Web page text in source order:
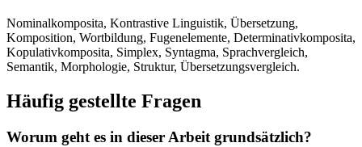
Nominalkomposita, Kontrastive Linguistik, Übersetzung,
Komposition, Wortbildung, Fugenelemente, Determinativkomposita,
Kopulativkomposita, Simplex, Syntagma, Sprachvergleich,
Semantik, Morphologie, Struktur, Übersetzungsvergleich.
Häufig gestellte Fragen
Worum geht es in dieser Arbeit grundsätzlich?